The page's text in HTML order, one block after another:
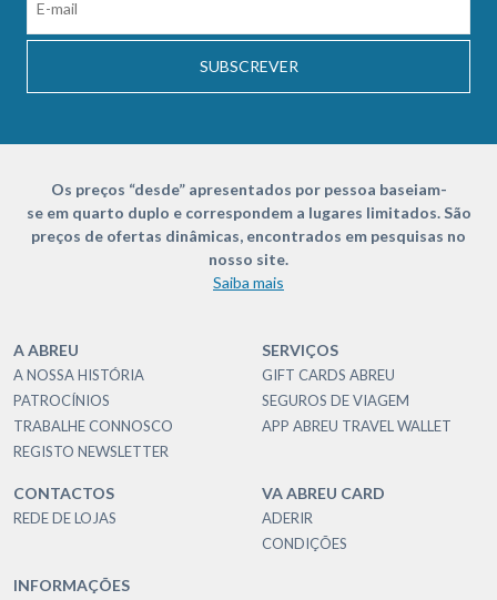
SUBSCREVER
Os preços “desde” apresentados por pessoa baseiam-
se em quarto duplo e correspondem a lugares limitados. São
preços de ofertas dinâmicas, encontrados em pesquisas no
nosso site.
Saiba mais
A ABREU
A NOSSA HISTÓRIA
PATROCÍNIOS
TRABALHE CONNOSCO
REGISTO NEWSLETTER
SERVIÇOS
GIFT CARDS ABREU
SEGUROS DE VIAGEM
APP ABREU TRAVEL WALLET
CONTACTOS
REDE DE LOJAS
VA ABREU CARD
ADERIR
CONDIÇÕES
INFORMAÇÕES